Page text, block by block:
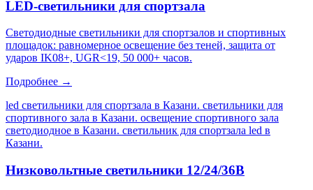
LED-светильники для спортзала
Светодиодные светильники для спортзалов и спортивных
площадок: равномерное освещение без теней, защита от
ударов IK08+, UGR<19, 50 000+ часов.
Подробнее →
led светильники для спортзала в Казани. светильники для
спортивного зала в Казани. освещение спортивного зала
светодиодное в Казани. светильник для спортзала led в
Казани.
Низковольтные светильники 12/24/36В